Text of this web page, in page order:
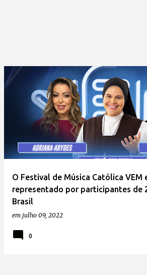
O Festival de Música Católica VEM
representado por participantes de
Brasil
em julho 09, 2022
0